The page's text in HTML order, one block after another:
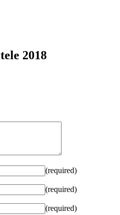
2018
(required)
(required)
(required)